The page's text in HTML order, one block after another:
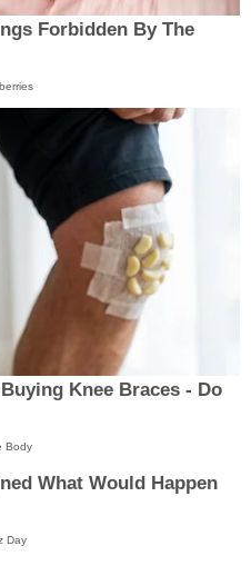
Forbidden By The
Knee Braces - Do
Body
What Would Happen
Day